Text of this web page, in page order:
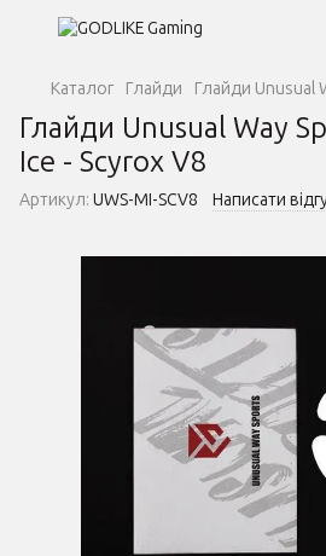
Каталог Глайди Глайди Unusual
Глайди Unusual Way
Ice - Scyrox V8
Артикул: UWS-MI-SCV8 Написати